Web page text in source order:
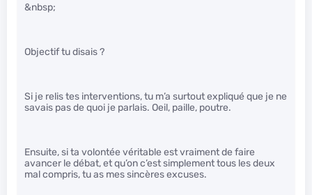
&nbsp;
Objectif tu disais ?
Si je relis tes interventions, tu m’a surtout expliqué que je ne
savais pas de quoi je parlais. Oeil, paille, poutre.
Ensuite, si ta volontée véritable est vraiment de faire
avancer le débat, et qu’on c’est simplement tous les deux
mal compris, tu as mes sincères excuses.